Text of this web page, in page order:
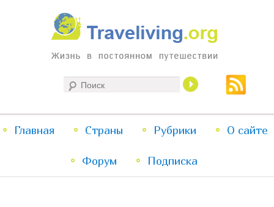
Traveliving
Жизнь в постоянном путешествии
меню
Перейти
к
Перейти
к
Главная Страны Рубрики О сайте
Форум Подписка